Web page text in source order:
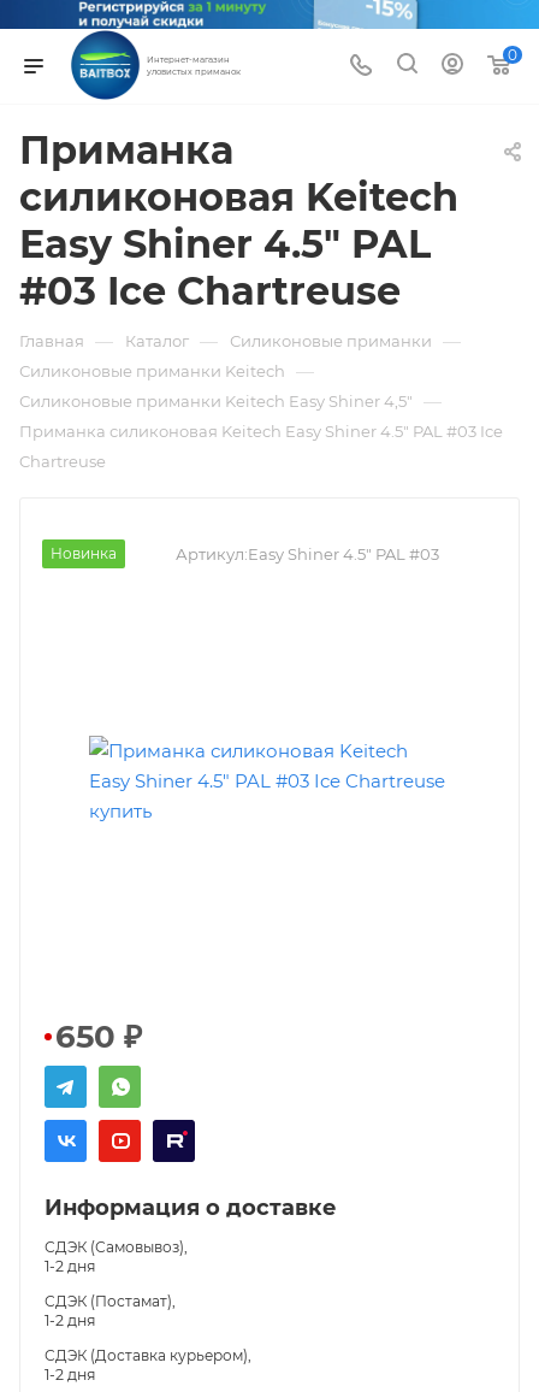
Интернет-магазин
уловистых приманок
0
Приманка
силиконовая Keitech
Easy Shiner 4.5" PAL
#03 Ice Chartreuse
Главная — Каталог — Силиконовые приманки —
Силиконовые приманки Keitech —
Силиконовые приманки Keitech Easy Shiner 4,5" —
Приманка силиконовая Keitech Easy Shiner 4.5" PAL #03 Ice
Chartreuse
Новинка Артикул:Easy Shiner 4.5" PAL #03
650 ₽
Информация о доставке
СДЭК (Самовывоз),
1-2 дня
СДЭК (Постамат),
1-2 дня
СДЭК (Доставка курьером),
1-2 дня